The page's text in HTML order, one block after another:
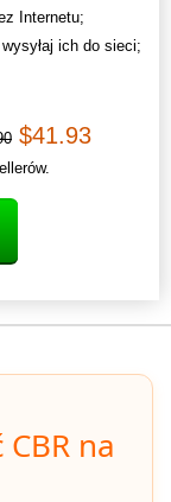
Internetu;
ich do sieci;
$41.93
na